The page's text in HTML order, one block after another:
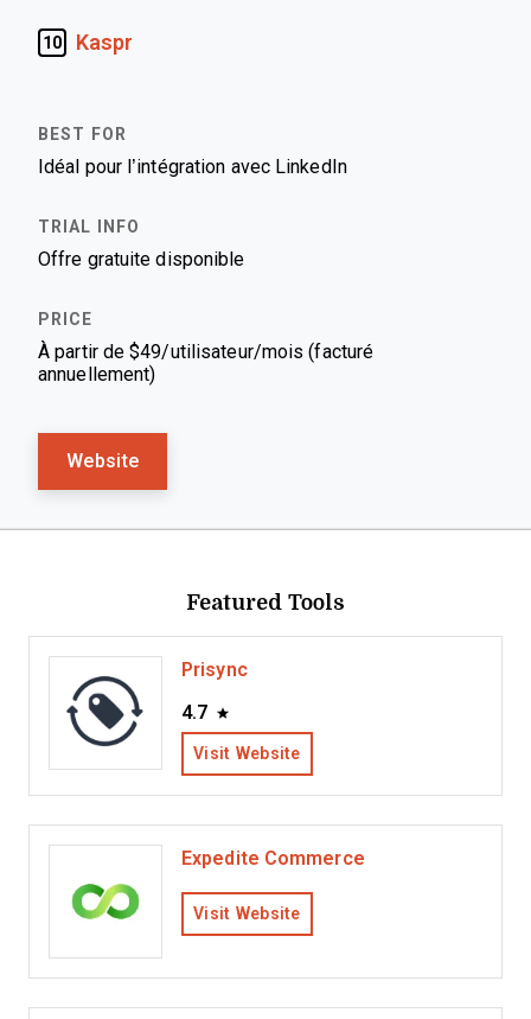
10 Kaspr
Idéal pour l’intégration avec LinkedIn
Offre gratuite disponible
À partir de $49/utilisateur/mois (facturé
annuellement)
Website
Featured Tools
Prisync
4.7
Visit Website
Expedite Commerce
Visit Website